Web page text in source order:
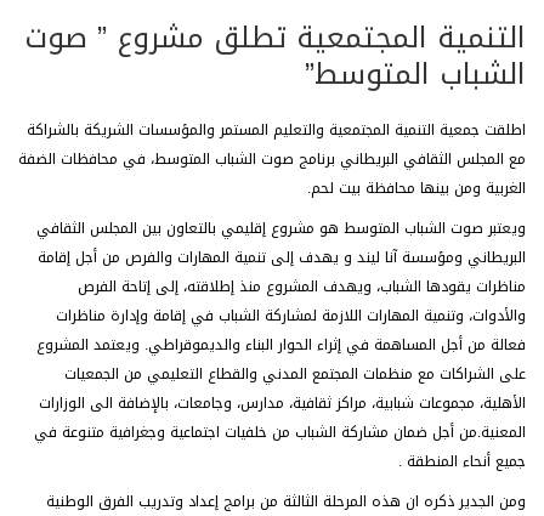
التنمية المجتمعية تطلق مشروع ” صوت
الشباب المتوسط”
اطلقت جمعية التنمية المجتمعية والتعليم المستمر والمؤسسات الشريكة بالشراكة
مع المجلس الثقافي البريطاني برنامج صوت الشباب المتوسط، في محافظات الضفة
الغربية ومن بينها محافظة بيت لحم.
ويعتبر صوت الشباب المتوسط هو مشروع إقليمي بالتعاون بين المجلس الثقافي
البريطاني ومؤسسة آنا ليند و يهدف إلى تنمية المهارات والفرص من أجل إقامة
مناظرات يقودها الشباب، ويهدف المشروع منذ إطلاقته، إلى إتاحة الفرص
والأدوات، وتنمية المهارات اللازمة لمشاركة الشباب في إقامة وإدارة مناظرات
فعالة من أجل المساهمة في إثراء الحوار البناء والديموقراطي. ويعتمد المشروع
على الشراكات مع منظمات المجتمع المدني والقطاع التعليمي من الجمعيات
الأهلية، مجموعات شبابية، مراكز ثقافية، مدارس، وجامعات، بالإضافة الى الوزارات
المعنية.من أجل ضمان مشاركة الشباب من خلفيات اجتماعية وجغرافية متنوعة في
جميع أنحاء المنطقة .
ومن الجدير ذكره ان هذه المرحلة الثالثة من برامج إعداد وتدريب الفرق الوطنية